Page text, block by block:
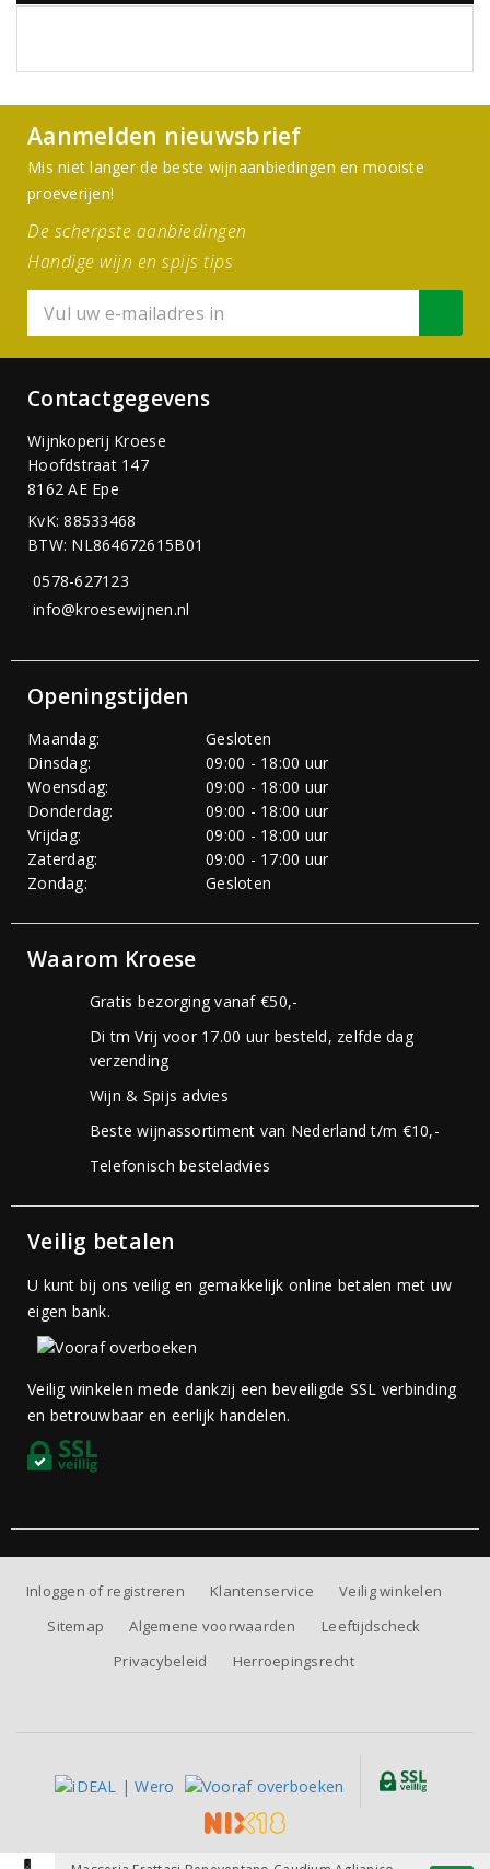
Aanmelden nieuwsbrief
Mis niet langer de beste wijnaanbiedingen en mooiste
proeverijen!
De scherpste aanbiedingen
Handige wijn en spijs tips
Contactgegevens
Wijnkoperij Kroese
Hoofdstraat 147
8162 AE Epe
KvK: 88533468
BTW: NL864672615B01
0578-627123
info@kroesewijnen.nl
Openingstijden
Maandag:
Gesloten
Dinsdag:
09:00 - 18:00 uur
Woensdag:
09:00 - 18:00 uur
Donderdag:
09:00 - 18:00 uur
Vrijdag:
09:00 - 18:00 uur
Zaterdag:
09:00 - 17:00 uur
Zondag:
Gesloten
Waarom Kroese
Gratis bezorging vanaf €50,-
Di tm Vrij voor 17.00 uur besteld, zelfde dag
verzending
Wijn & Spijs advies
Beste wijnassortiment van Nederland t/m €10,-
Telefonisch besteladvies
Veilig betalen
U kunt bij ons veilig en gemakkelijk online betalen met uw
eigen bank.
Veilig winkelen mede dankzij een beveiligde SSL verbinding
en betrouwbaar en eerlijk handelen.
Inloggen of registreren Klantenservice
Veilig winkelen
Sitemap
Algemene voorwaarden
Leeftijdscheck
Privacybeleid
Herroepingsrecht